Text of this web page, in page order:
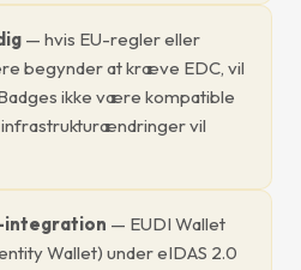
— hvis EU-regler eller
begynder at kræve EDC, vil
ikke være kompatible
vil
integration — EUDI Wallet
Wallet) under eIDAS 2.0